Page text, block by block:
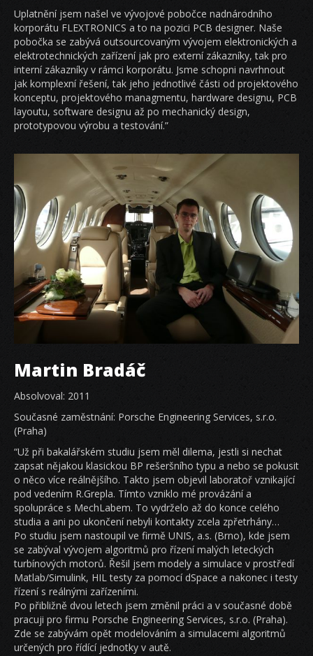
Uplatnění jsem našel ve vývojové pobočce nadnárodního
korporátu FLEXTRONICS a to na pozici PCB designer. Naše
pobočka se zabývá outsourcovaným vývojem elektronických a
elektrotechnických zařízení jak pro externí zákazníky, tak pro
interní zákazníky v rámci korporátu. Jsme schopni navrhnout
jak komplexní řešení, tak jeho jednotlivé části od projektového
konceptu, projektového managmentu, hardware designu, PCB
layoutu, software designu až po mechanický design,
prototypovou výrobu a testování.”
Martin Bradáč
Absolvoval: 2011
Současné zaměstnání: Porsche Engineering Services, s.r.o.
(Praha)
“Už při bakalářském studiu jsem měl dilema, jestli si nechat
zapsat nějakou klasickou BP rešeršního typu a nebo se pokusit
o něco více reálnějšího. Takto jsem objevil laboratoř vznikající
pod vedením R.Grepla. Tímto vzniklo mé provázání a
spolupráce s MechLabem. To vydrželo až do konce celého
studia a ani po ukončení nebyli kontakty zcela zpřetrhány…
Po studiu jsem nastoupil ve firmě UNIS, a.s. (Brno), kde jsem
se zabýval vývojem algoritmů pro řízení malých leteckých
turbínových motorů. Řešil jsem modely a simulace v prostředí
Matlab/Simulink, HIL testy za pomocí dSpace a nakonec i testy
řízení s reálnými zařízeními.
Po přibližně dvou letech jsem změnil práci a v současné době
pracuji pro firmu Porsche Engineering Services, s.r.o. (Praha).
Zde se zabývám opět modelováním a simulacemi algoritmů
určených pro řídící jednotky v autě.